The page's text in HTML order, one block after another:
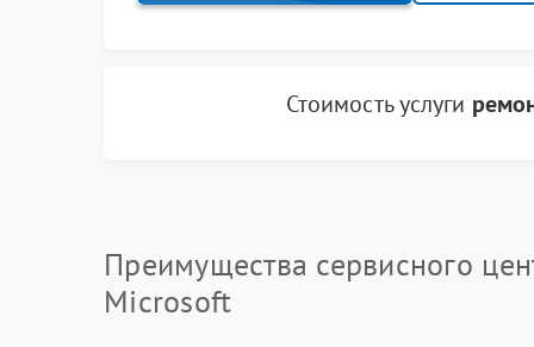
Стоимость услуги
Преимущества сервисного
Microsoft